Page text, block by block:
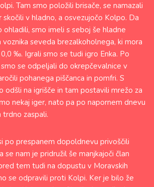
Tam smo položili brisače, se namazali
v hladno, a osvezujočo Kolpo. Da
smo imeli s seboj še hladne
voznika seveda brezalkoholnega, ki mora
‰. Igrali smo se tudi igro Enka. Po
se odpeljali do okrepčevalnice v
pohanega piščanca in pomfri. S
odšli na igrišče in tam postavili mrežo za
nekaj iger, nato pa po napornem dnevu
zaspali.
po prespanem dopoldnevu privoščili
se nam je pridružil še manjkajoči član
tem tudi na dopustu v Moravskih
se odpravili proti Kolpi. Ker je bilo že